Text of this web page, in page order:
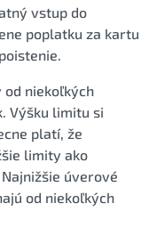
vstup do
poplatku za kartu
niekoľkých
Výšku limitu si
platí, že
limity ako
úverové
od niekoľkých